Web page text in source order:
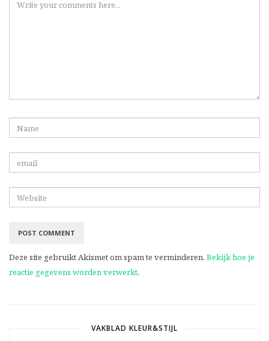
Deze site gebruikt Akismet om spam te verminderen. Bekijk hoe je
reactie gegevens worden verwerkt.
VAKBLAD KLEUR&STIJL